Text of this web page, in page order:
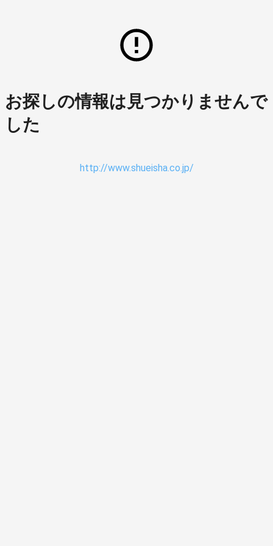
お探しの情報は見つかりませんで
した
http://www.shueisha.co.jp/